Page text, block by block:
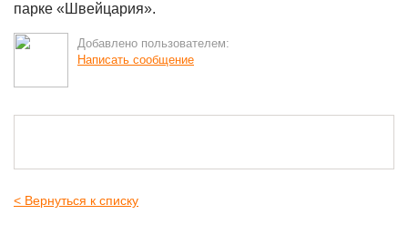
парке «Швейцария».
Добавлено пользователем:
Написать сообщение
< Вернуться к списку